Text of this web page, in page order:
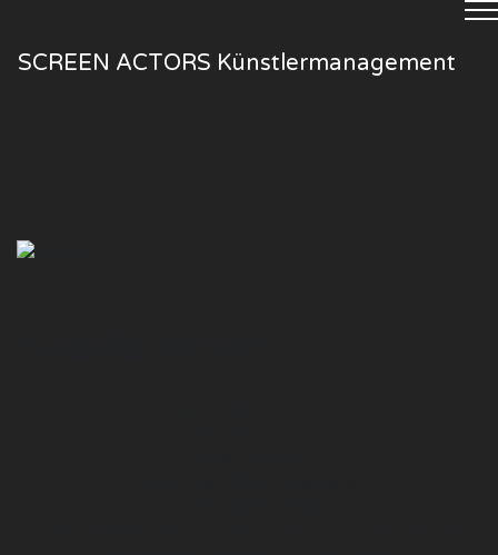
SCREEN ACTORS Künstlermanagement